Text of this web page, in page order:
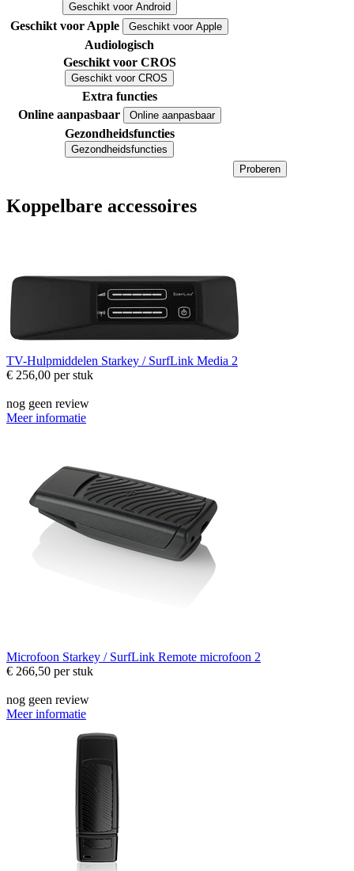
Geschikt voor Android
Geschikt voor Apple Geschikt voor Apple
Audiologisch
Geschikt voor CROS
Geschikt voor CROS
Extra functies
Online aanpasbaar
Online aanpasbaar
Gezondheidsfuncties
Gezondheidsfuncties
Proberen
Koppelbare accessoires
TV-Hulpmiddelen Starkey / SurfLink Media 2
€ 256,00 per stuk
nog geen review
Meer informatie
Microfoon Starkey / SurfLink Remote microfoon 2
€ 266,50 per stuk
nog geen review
Meer informatie